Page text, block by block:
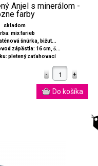
Anjel s minerálom -
farby
skladom
mix farieb
šnúrka, bižut...
zápästia: 16 cm, š...
pletený zaťahovací